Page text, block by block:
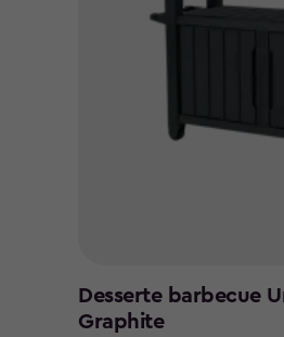
Desserte barbecue
Graphite